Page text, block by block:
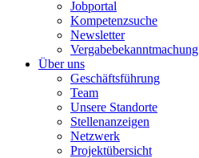
Jobportal
Kompetenzsuche
Newsletter
Vergabebekanntmachung
Über uns
Geschäftsführung
Team
Unsere Standorte
Stellenanzeigen
Netzwerk
Projektübersicht